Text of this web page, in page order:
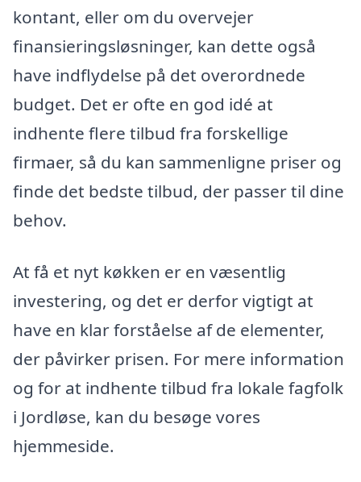
kontant, eller om du overvejer
finansieringsløsninger, kan dette også
have indflydelse på det overordnede
budget. Det er ofte en god idé at
indhente flere tilbud fra forskellige
firmaer, så du kan sammenligne priser og
finde det bedste tilbud, der passer til dine
behov.
At få et nyt køkken er en væsentlig
investering, og det er derfor vigtigt at
have en klar forståelse af de elementer,
der påvirker prisen. For mere information
og for at indhente tilbud fra lokale fagfolk
i Jordløse, kan du besøge vores
hjemmeside.